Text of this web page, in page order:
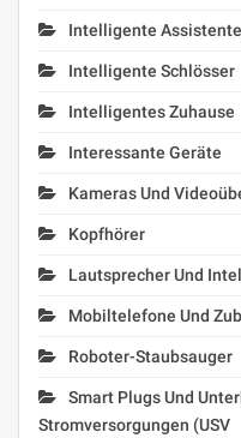
Intelligente
Intelligente Schlösser
Intelligentes Zuhause
Interessante Geräte
Kameras Und
Kopfhörer
Lautsprecher Und
Mobiltelefone Und
Roboter-Staubsauger
Smart Plugs Und
Stromversorgungen (USV